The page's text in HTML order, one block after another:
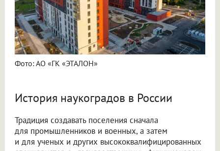
Фото: АО «ГК «ЭТАЛОН»
История наукоградов в России
Традиция создавать поселения сначала
для промышленников и военных, а затем
и для ученых и других высококвалифицированных